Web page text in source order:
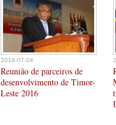
2016-07-04
Reunião de parceiros de
desenvolvimento de Timor-
Leste 2016